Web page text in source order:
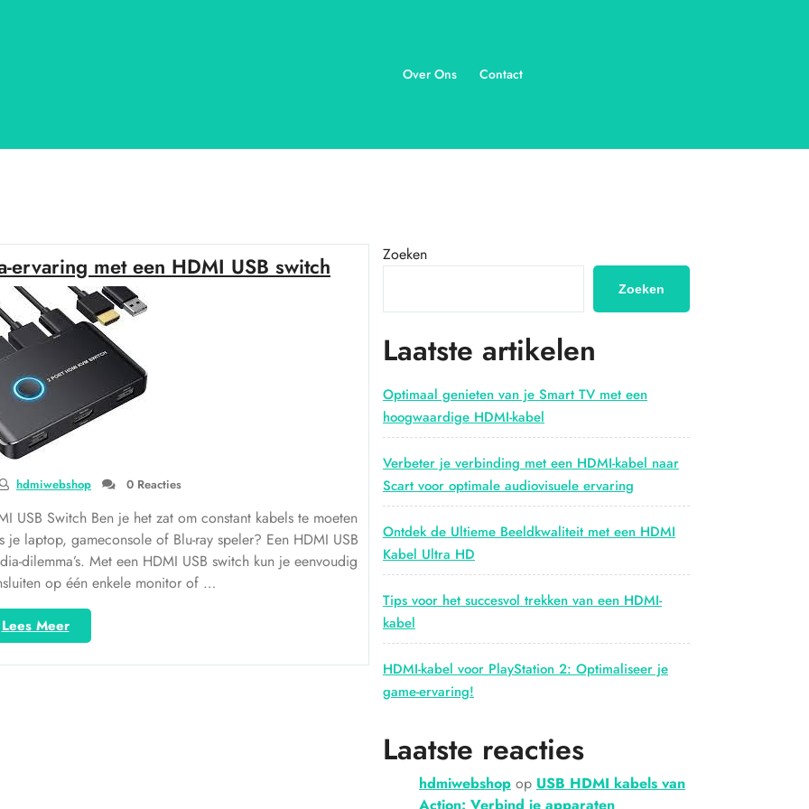
Over Ons Contact
met een HDMI USB switch
hdmiwebshop 0 Reacties
USB Switch Ben je het zat om constant kabels te moeten
je laptop, gameconsole of Blu-ray speler? Een HDMI USB
dilemma’s. Met een HDMI USB switch kun je eenvoudig
op één enkele monitor of …
Lees Meer“Optimaliseer
jouw
multimedia-
Zoeken
Zoeken
Laatste artikelen
Optimaal genieten van je Smart TV met een
hoogwaardige HDMI-kabel
Verbeter je verbinding met een HDMI-kabel naar
Scart voor optimale audiovisuele ervaring
Ontdek de Ultieme Beeldkwaliteit met een HDMI
Kabel Ultra HD
Tips voor het succesvol trekken van een HDMI-
kabel
HDMI-kabel voor PlayStation 2: Optimaliseer je
game-ervaring!
Laatste reacties
hdmiwebshop op USB HDMI kabels van